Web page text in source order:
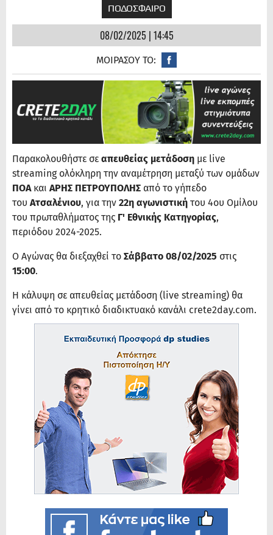
ΠΟΔΟΣΦΑΙΡΟ
08/02/2025 | 14:45
ΜΟΙΡΑΣΟΥ ΤΟ:
Παρακολουθήστε σε απευθείας μετάδοση με live
streaming ολόκληρη την αναμέτρηση μεταξύ των ομάδων
ΠΟΑ και ΑΡΗΣ ΠΕΤΡΟΥΠΟΛΗΣ από το γήπεδο
του Ατσαλένιου, για την 22η αγωνιστική του 4ου Ομίλου
του πρωταθλήματος της Γ' Εθνικής Κατηγορίας,
περιόδου 2024-2025.
Ο Αγώνας θα διεξαχθεί το Σάββατο 08/02/2025 στις
15:00.
Η κάλυψη σε απευθείας μετάδοση (live streaming) θα
γίνει από το κρητικό διαδικτυακό κανάλι crete2day.com.